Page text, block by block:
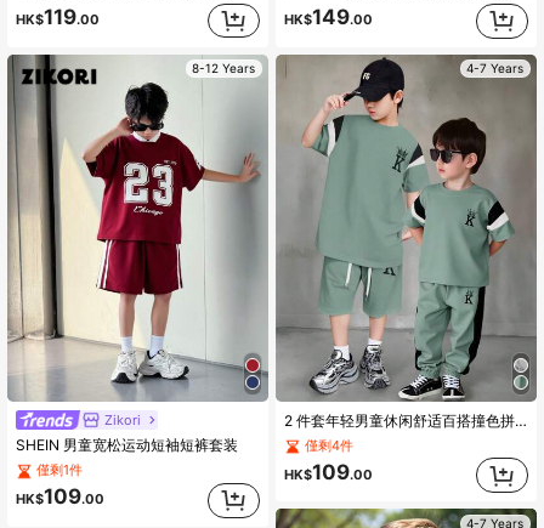
HK$119.00
8-12 Years
Zikori
SHEIN 男童宽松运动短袖短裤套装
僅剩1件
HK$109.00
HK$149.00
4-7 Years
2 件套年轻男童休闲舒适百搭撞色拼布圆领短袖上衣和抽绳裤套装，适合春夏季
僅剩4件
HK$109.00
4-7 Years